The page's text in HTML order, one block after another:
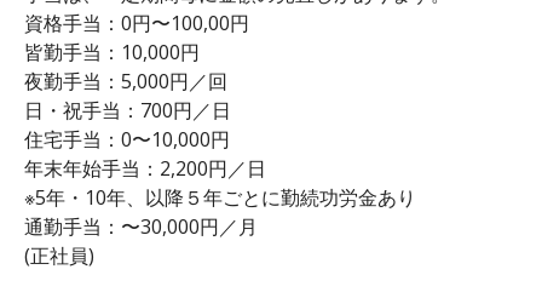
資格手当：0円〜100,00円
皆勤手当：10,000円
夜勤手当：5,000円／回
日・祝手当：700円／日
住宅手当：0〜10,000円
年末年始手当：2,200円／日
※5年・10年、以降５年ごとに勤続功労金あり
通勤手当：〜30,000円／月
(正社員)